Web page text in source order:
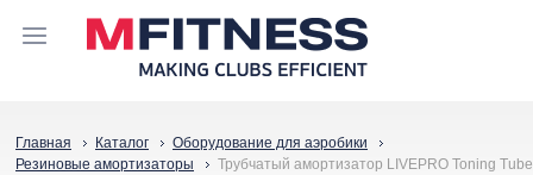
Главная Каталог
Оборудование для аэробики
Резиновые амортизаторы
Трубчатый амортизатор LIVEPRO Toning Tube